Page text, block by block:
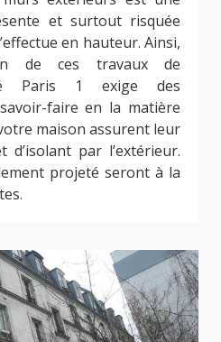
et surtout risquée
en hauteur. Ainsi,
de ces travaux de
Paris 1 exige des
faire en la matière
maison assurent leur
par l’extérieur.
projeté seront à la